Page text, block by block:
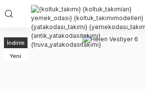
İndirim
Yeni